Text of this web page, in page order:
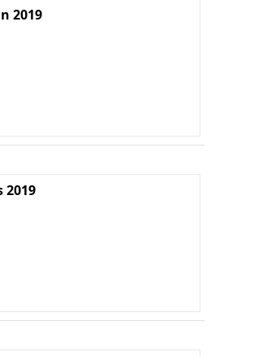
2019
2019